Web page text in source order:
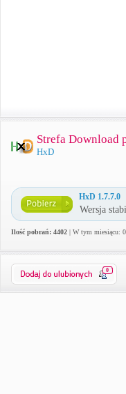
Strefa Download
HxD
HxD 1.7.7.0
Wersja
Ilość pobrań: 4402 | W tym miesiącu:
0